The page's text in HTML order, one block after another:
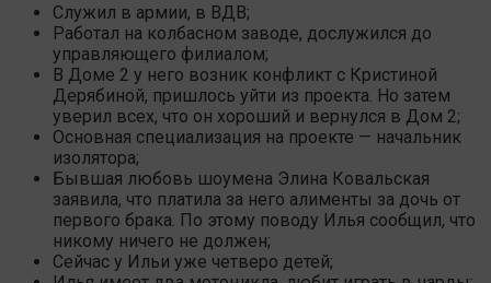
Служил в армии, в ВДВ;
Работал на колбасном заводе, дослужился до
управляющего филиалом;
В Доме 2 у него возник конфликт с Кристиной
Дерябиной, пришлось уйти из проекта. Но затем
уверил всех, что он хороший и вернулся в Дом 2;
Основная специализация на проекте — начальник
изолятора;
Бывшая любовь шоумена Элина Ковальская
заявила, что платила за него алименты за дочь от
первого брака. По этому поводу Илья сообщил, что
никому ничего не должен;
Сейчас у Ильи уже четверо детей;